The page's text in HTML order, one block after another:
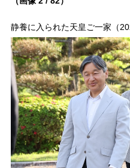
静養に入られた天皇ご一家（